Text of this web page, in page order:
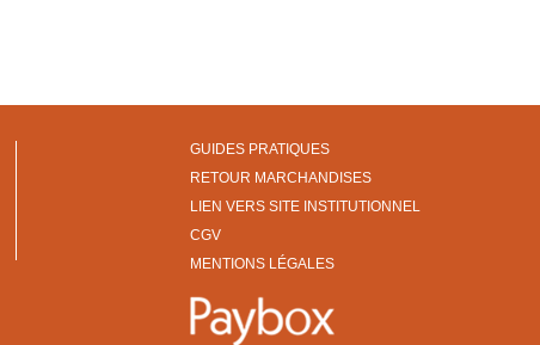
GUIDES PRATIQUES
RETOUR MARCHANDISES
LIEN VERS SITE INSTITUTIONNEL
CGV
MENTIONS LÉGALES